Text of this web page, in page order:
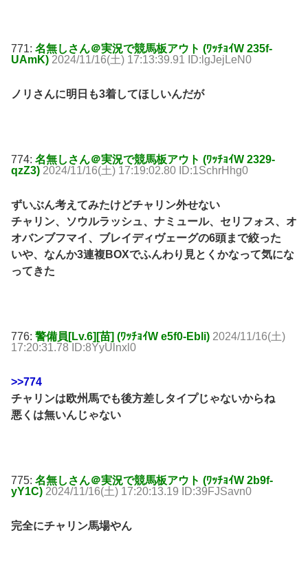
771: 名無しさん＠実況で競馬板アウト (ﾜｯﾁｮｲW 235f-
UAmK) 2024/11/16(土) 17:13:39.91 ID:lgJejLeN0
ノリさんに明日も3着してほしいんだが
774: 名無しさん＠実況で競馬板アウト (ﾜｯﾁｮｲW 2329-
qzZ3) 2024/11/16(土) 17:19:02.80 ID:1SchrHhg0
ずいぶん考えてみたけどチャリン外せない
チャリン、ソウルラッシュ、ナミュール、セリフォス、オ
オバンブフマイ、ブレイディヴェーグの6頭まで絞った
いや、なんか3連複BOXでふんわり見とくかなって気にな
ってきた
776: 警備員[Lv.6][苗] (ﾜｯﾁｮｲW e5f0-Ebli) 2024/11/16(土)
17:20:31.78 ID:8YyUlnxl0
>>774
チャリンは欧州馬でも後方差しタイプじゃないからね
悪くは無いんじゃない
775: 名無しさん＠実況で競馬板アウト (ﾜｯﾁｮｲW 2b9f-
yY1C) 2024/11/16(土) 17:20:13.19 ID:39FJSavn0
完全にチャリン馬場やん